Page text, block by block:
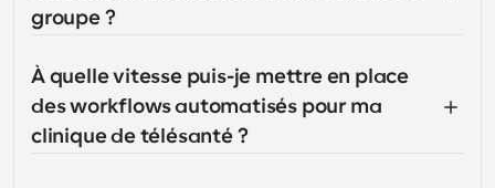
groupe ?
À quelle vitesse puis-je mettre en place
des workflows automatisés pour ma
clinique de télésanté ?